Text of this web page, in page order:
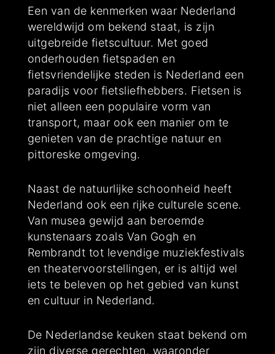
Een van de kenmerken waar Nederland
wereldwijd om bekend staat, is zijn
uitgebreide fietscultuur. Met goed
onderhouden fietspaden en
fietsvriendelijke steden is Nederland een
paradijs voor fietsliefhebbers. Fietsen is
niet alleen een populaire vorm van
transport, maar ook een manier om te
genieten van de prachtige natuur en
pittoreske omgeving.
Naast de natuurlijke schoonheid heeft
Nederland ook een rijke culturele scene.
Van musea gewijd aan beroemde
kunstenaars zoals Van Gogh en
Rembrandt tot levendige muziekfestivals
en theatervoorstellingen, er is altijd wel
iets te beleven op het gebied van kunst
en cultuur in Nederland.
De Nederlandse keuken staat bekend om
zijn diverse gerechten, waaronder